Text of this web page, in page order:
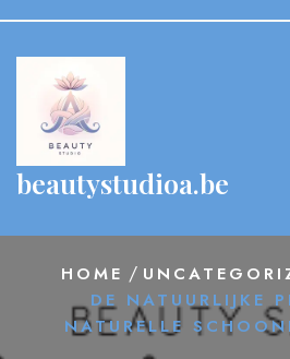
content
beautystudioa.be
HOME /
DE NATUURLIJKE
NATURELLE